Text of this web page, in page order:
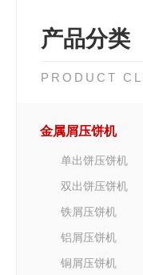
产品分类
PRODUCT
金属屑压饼机
单出饼压饼机
双出饼压饼机
铁屑压饼机
铝屑压饼机
铜屑压饼机